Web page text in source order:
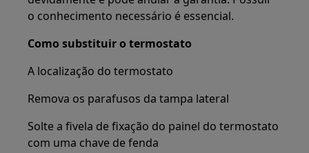
o conhecimento necessário é essencial.
Como substituir o termostato
A localização do termostato
Remova os parafusos da tampa lateral
Solte a fivela de fixação do painel do termostato
com uma chave de fenda